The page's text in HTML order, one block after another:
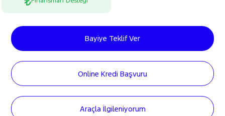
Bayiye Teklif Ver
Online Kredi Başvuru
Araçla İlgileniyorum